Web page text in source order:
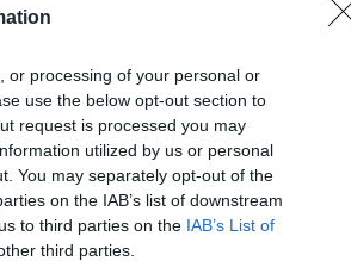
or processing of your personal or
use the below opt-out section to
request is processed you may
utilized by us or personal
You may separately opt-out of the
on the IAB’s list of downstream
to third parties on the IAB’s List of
third parties.